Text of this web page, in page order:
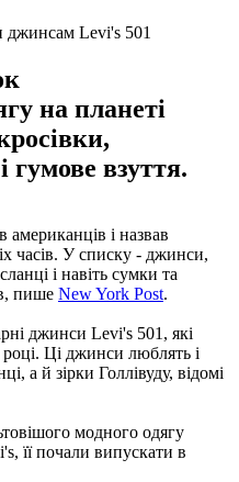
джинсам Levi's 501
на планеті
гумове взуття.
і назвав
часів. У списку - джинси,
і навіть сумки та
пише New York Post.
джинси Levi's 501, які
Ці джинси люблять і
а й зірки Голлівуду, відомі
модного одягу
її почали випускати в